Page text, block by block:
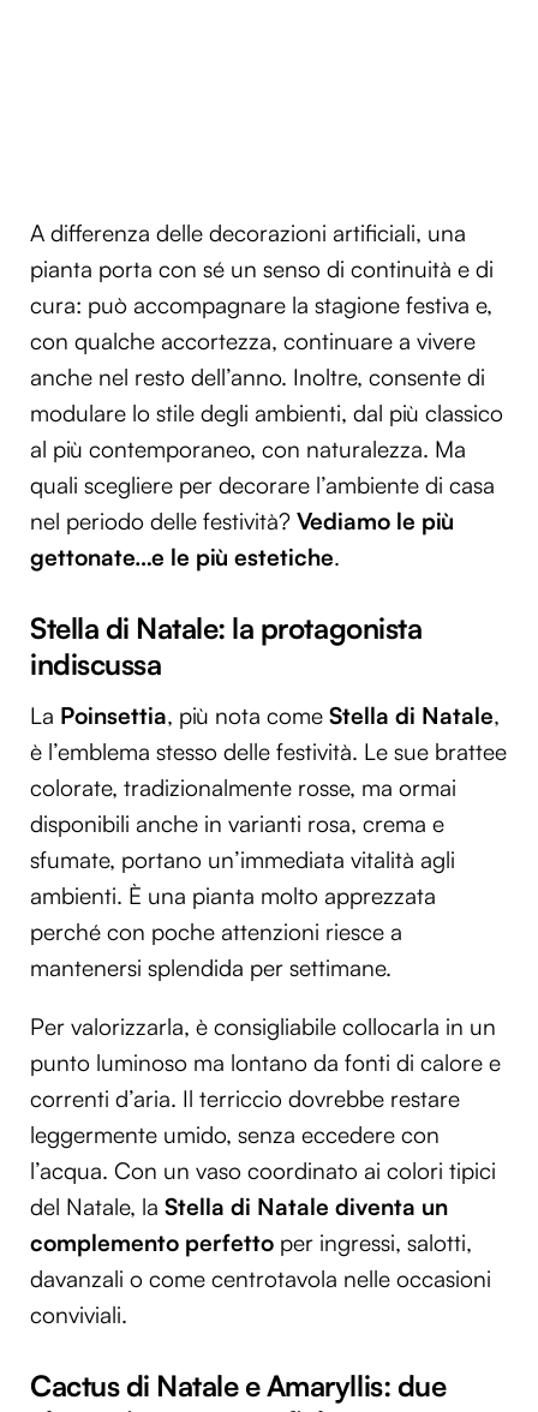
A differenza delle decorazioni artificiali, una
pianta porta con sé un senso di continuità e di
cura: può accompagnare la stagione festiva e,
con qualche accortezza, continuare a vivere
anche nel resto dell’anno. Inoltre, consente di
modulare lo stile degli ambienti, dal più classico
al più contemporaneo, con naturalezza. Ma
quali scegliere per decorare l’ambiente di casa
nel periodo delle festività? Vediamo le più
gettonate…e le più estetiche.
Stella di Natale: la protagonista
indiscussa
La Poinsettia, più nota come Stella di Natale,
è l’emblema stesso delle festività. Le sue brattee
colorate, tradizionalmente rosse, ma ormai
disponibili anche in varianti rosa, crema e
sfumate, portano un’immediata vitalità agli
ambienti. È una pianta molto apprezzata
perché con poche attenzioni riesce a
mantenersi splendida per settimane.
Per valorizzarla, è consigliabile collocarla in un
punto luminoso ma lontano da fonti di calore e
correnti d’aria. Il terriccio dovrebbe restare
leggermente umido, senza eccedere con
l’acqua. Con un vaso coordinato ai colori tipici
del Natale, la Stella di Natale diventa un
complemento perfetto per ingressi, salotti,
davanzali o come centrotavola nelle occasioni
conviviali.
Cactus di Natale e Amaryllis: due